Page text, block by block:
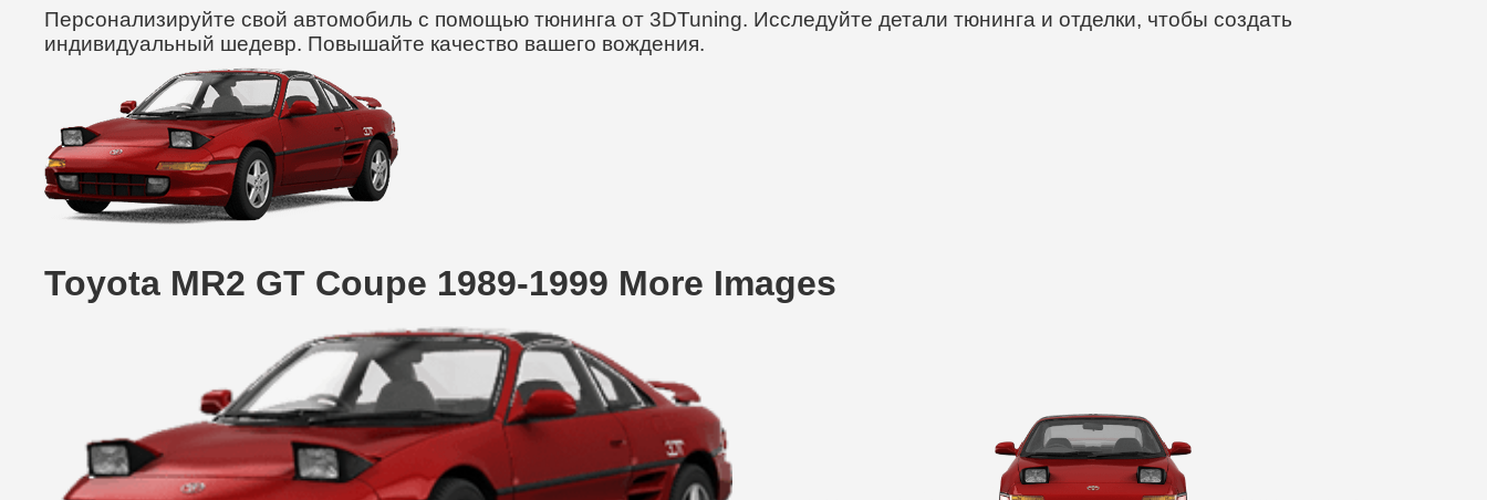
Персонализируйте свой автомобиль с помощью тюнинга от 3DTuning. Исследуйте детали тюнинга и отделки, чтобы создать
индивидуальный шедевр. Повышайте качество вашего вождения.
Toyota MR2 GT Coupe 1989-1999 More Images